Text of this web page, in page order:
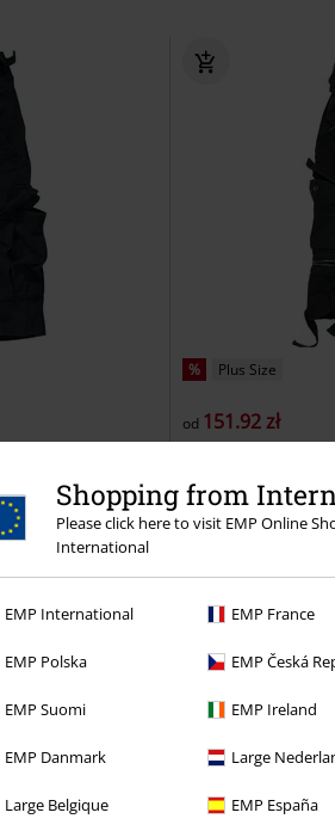
Shopping from
Please click here to visit EMP Online
International
EMP International EMP France
EMP Polska EMP Česká
EMP Suomi EMP Ireland
EMP Danmark Large
Large Belgique EMP España
% Plus Size
od 151.92 zł